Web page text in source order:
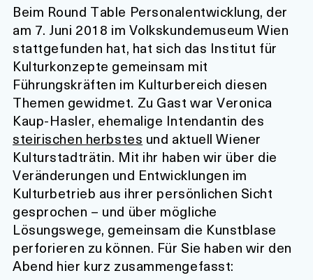
Beim Round Table Personalentwicklung, der
am 7. Juni 2018 im Volkskundemuseum Wien
stattgefunden hat, hat sich das Institut für
Kulturkonzepte gemeinsam mit
Führungskräften im Kulturbereich diesen
Themen gewidmet. Zu Gast war Veronica
Kaup-Hasler, ehemalige Intendantin des
steirischen herbstes und aktuell Wiener
Kulturstadträtin. Mit ihr haben wir über die
Veränderungen und Entwicklungen im
Kulturbetrieb aus ihrer persönlichen Sicht
gesprochen – und über mögliche
Lösungswege, gemeinsam die Kunstblase
perforieren zu können. Für Sie haben wir den
Abend hier kurz zusammengefasst: